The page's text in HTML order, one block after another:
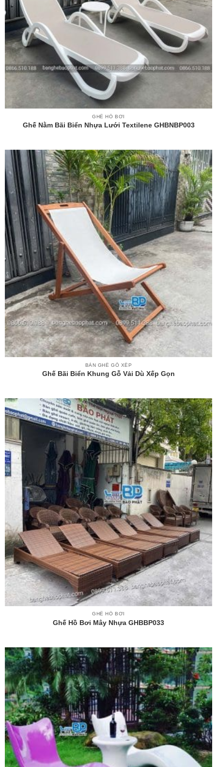
GHẾ HỒ BƠI
Ghế Nằm Bãi Biển Nhựa Lưới Textilene GHBNBP003
BÀN GHẾ GỖ XẾP
Ghế Bãi Biển Khung Gỗ Vải Dù Xếp Gọn
GHẾ HỒ BƠI
Ghế Hồ Bơi Mây Nhựa GHBBP033